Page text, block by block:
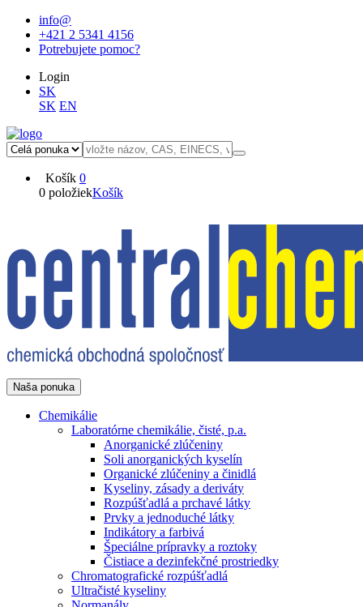
info@
+421 2 5341 4156
Potrebujete pomoc?
Login
SK
SK EN
Košík 0
0 položiekKošík
Naša ponuka
Chemikálie
Laboratórne chemikálie, čisté, p.a.
Anorganické zlúčeniny
Soli anorganických kyselín
Organické zlúčeniny a činidlá
Kyseliny, zásady a deriváty
Rozpúšťadlá a prchavé látky
Prvky a jednoduché látky
Indikátory a farbivá
Špeciálne prípravky a roztoky
Čistiace a dezinfekčné prostriedky
Chromatografické rozpúšťadlá
Ultračisté kyseliny